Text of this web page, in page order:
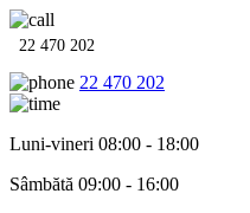
22 470 202
22 470 202
Luni-vineri 08:00 - 18:00
Sâmbătă 09:00 - 16:00